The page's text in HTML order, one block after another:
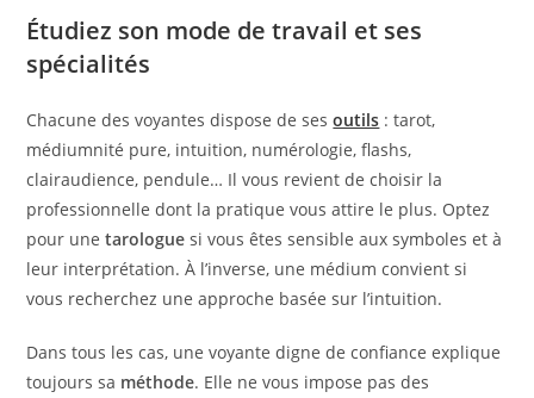
Étudiez son mode de travail et ses
spécialités
Chacune des voyantes dispose de sesoutils : tarot,
médiumnité pure, intuition, numérologie, flashs,
clairaudience, pendule… Il vous revient de choisir la
professionnelle dont la pratique vous attire le plus. Optez
pour unetarologue si vous êtes sensible aux symboles et à
leur interprétation. À l’inverse, une médium convient si
vous recherchez une approche basée sur l’intuition.
Dans tous les cas, une voyante digne de confiance explique
toujours sa méthode. Elle ne vous impose pas des